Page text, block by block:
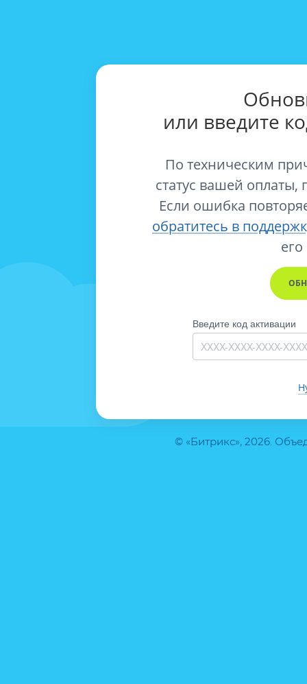
© «Битрикс», 2026.
или введите
По техническим
статус вашей оплаты,
Если ошибка
обратитесь в
его
Введите код активации